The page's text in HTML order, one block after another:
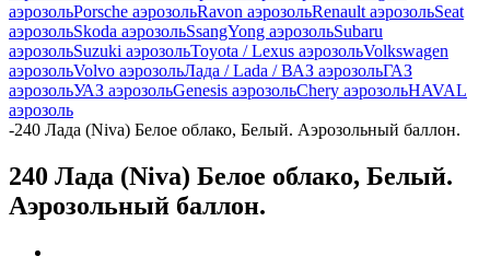
аэрозольPorsche аэрозольRavon аэрозольRenault аэрозольSeat
аэрозольSkoda аэрозольSsangYong аэрозольSubaru
аэрозольSuzuki аэрозольToyota / Lexus аэрозольVolkswagen
аэрозольVolvo аэрозольЛада / Lada / ВАЗ аэрозольГАЗ
аэрозольУАЗ аэрозольGenesis аэрозольChery аэрозольHAVAL
аэрозоль
-240 Лада (Niva) Белое облако, Белый. Аэрозольный баллон.
240 Лада (Niva) Белое облако, Белый.
Аэрозольный баллон.